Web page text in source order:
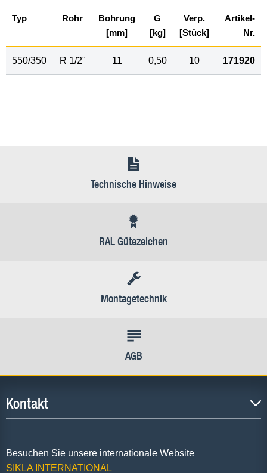
Typ Rohr
Bohrung
[mm]
G
[kg]
Verp.
[Stück]
Artikel-
Nr.
550/350 R 1/2" 11 0,50 10 171920
Technische Hinweise
RAL Gütezeichen
Montagetechnik
AGB
Kontakt
Besuchen Sie unsere internationale Website
SIKLA INTERNATIONAL